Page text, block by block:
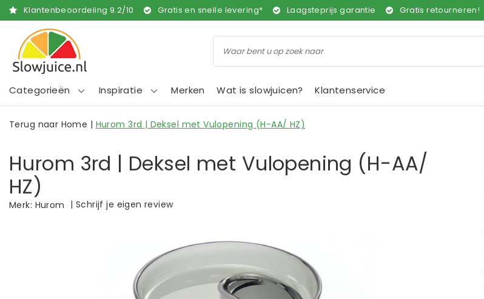
Klantenbeoordeling 9.2/10 Gratis en snelle levering* Laagsteprijs garantie Gratis retourneren!
Categorieën Inspiratie Merken Wat is slowjuicen? Klantenservice
Terug naar Home | Hurom 3rd | Deksel met Vulopening (H-AA/ HZ)
Hurom 3rd | Deksel met Vulopening (H-AA/
HZ)
Merk: Hurom | Schrijf je eigen review